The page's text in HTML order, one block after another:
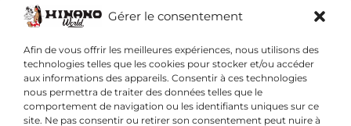
Gérer le consentement
Afin de vous offrir les meilleures expériences, nous utilisons des
technologies telles que les cookies pour stocker et/ou accéder
aux informations des appareils. Consentir à ces technologies
nous permettra de traiter des données telles que le
comportement de navigation ou les identifiants uniques sur ce
site. Ne pas consentir ou retirer son consentement peut nuire à